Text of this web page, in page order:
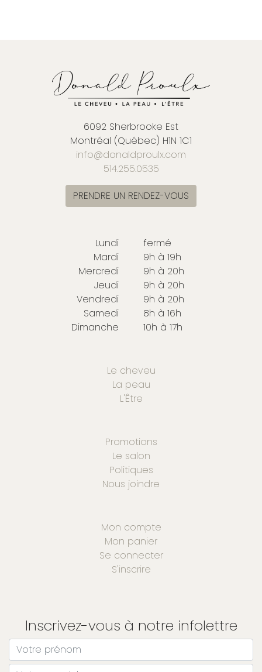
6092 Sherbrooke Est
Montréal (Québec) H1N 1C1
info@donaldproulx.com
514.255.0535
PRENDRE UN RENDEZ-VOUS
Lundi
fermé
Mardi
9h à 19h
Mercredi
9h à 20h
Jeudi
9h à 20h
Vendredi
9h à 20h
Samedi
8h à 16h
Dimanche
10h à 17h
Le cheveu
La peau
L'Être
Promotions
Le salon
Politiques
Nous joindre
Mon compte
Mon panier
Se connecter
S'inscrire
Inscrivez-vous à notre infolettre